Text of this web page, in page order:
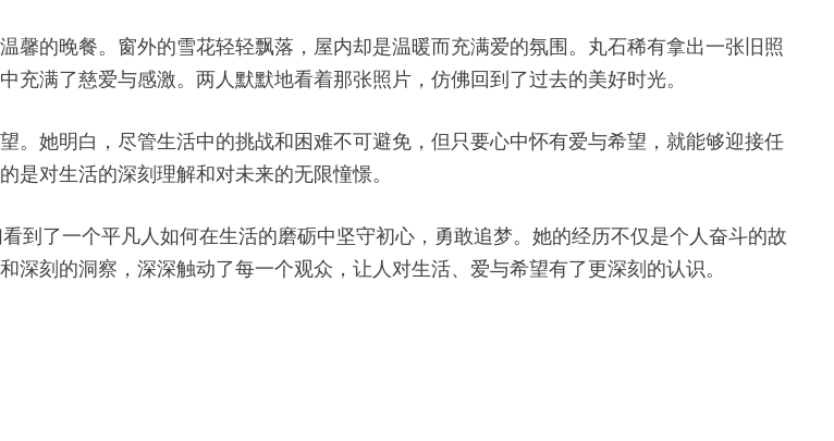
馨的晚餐。窗外的雪花轻轻飘落，屋内却是温暖而充满爱的氛围。丸石稀有拿出一张旧照
满了慈爱与感激。两人默默地看着那张照片，仿佛回到了过去的美好时光。
。她明白，尽管生活中的挑战和困难不可避免，但只要心中怀有爱与希望，就能够迎接任
对生活的深刻理解和对未来的无限憧憬。
到了一个平凡人如何在生活的磨砺中坚守初心，勇敢追梦。她的经历不仅是个人奋斗的故
刻的洞察，深深触动了每一个观众，让人对生活、爱与希望有了更深刻的认识。